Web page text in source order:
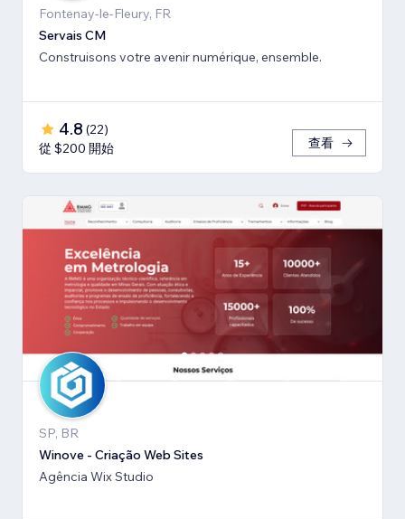
Fontenay-le-Fleury, FR
Servais CM
Construisons votre avenir numérique, ensemble.
4.8 (22)
從 $200 開始
查看
SP, BR
Winove - Criação Web Sites
Agência Wix Studio